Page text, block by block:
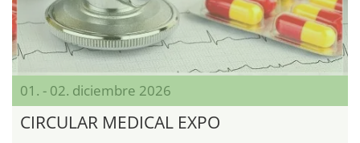
01. - 02. diciembre 2026
CIRCULAR MEDICAL EXPO